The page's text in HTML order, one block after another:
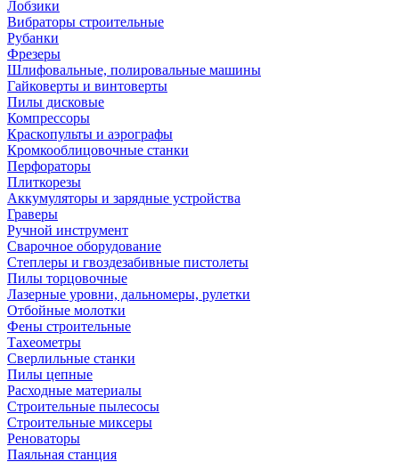
Лобзики
Вибраторы строительные
Рубанки
Фрезеры
Шлифовальные, полировальные машины
Гайковерты и винтоверты
Пилы дисковые
Компрессоры
Краскопульты и аэрографы
Кромкооблицовочные станки
Перфораторы
Плиткорезы
Аккумуляторы и зарядные устройства
Граверы
Ручной инструмент
Сварочное оборудование
Степлеры и гвоздезабивные пистолеты
Пилы торцовочные
Лазерные уровни, дальномеры, рулетки
Отбойные молотки
Фены строительные
Тахеометры
Сверлильные станки
Пилы цепные
Расходные материалы
Строительные пылесосы
Строительные миксеры
Реноваторы
Паяльная станция